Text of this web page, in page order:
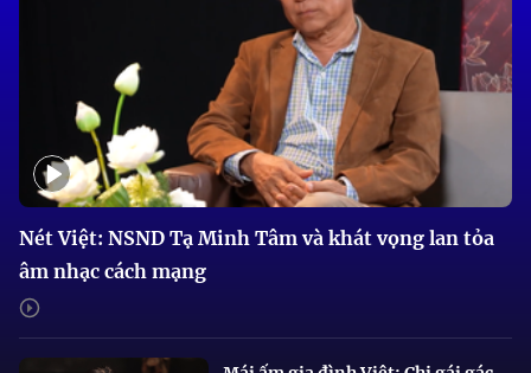
Nét Việt: NSND Tạ Minh Tâm và khát vọng lan tỏa
âm nhạc cách mạng